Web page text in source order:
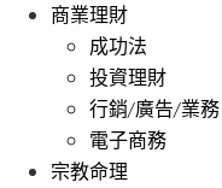
商業理財
成功法
投資理財
行銷/廣告/業務
電子商務
宗教命理